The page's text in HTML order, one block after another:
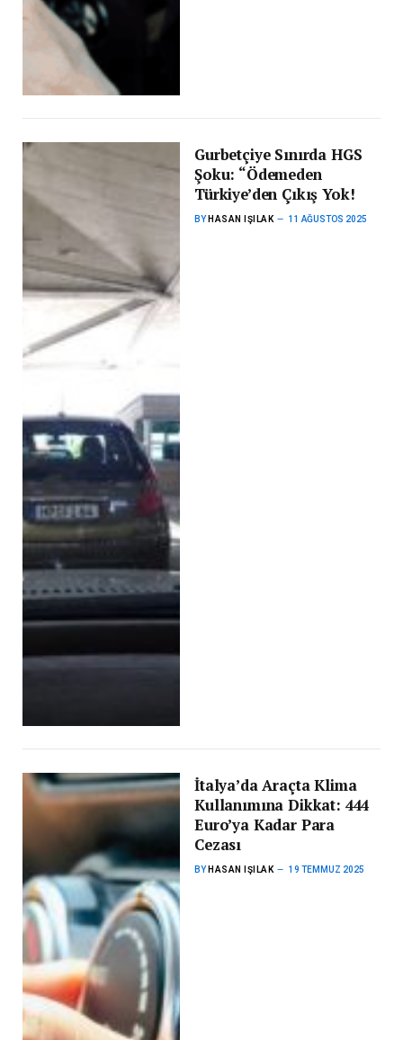
Gurbetçiye Sınırda HGS
Şoku: “Ödemeden
Türkiye’den Çıkış Yok!
BY HASAN IŞILAK 11 AĞUSTOS 2025
İtalya’da Araçta Klima
Kullanımına Dikkat: 444
Euro’ya Kadar Para
Cezası
BY HASAN IŞILAK 19 TEMMUZ 2025